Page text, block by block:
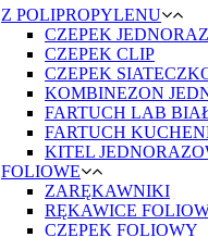
Z POLIPROPYLENU
CZEPEK
CZEPEK CLIP
CZEPEK
KOMBINEZON
FARTUCH LAB
FARTUCH
KITEL
FOLIOWE
ZARĘKAWNIKI
RĘKAWICE
CZEPEK FOLIOWY